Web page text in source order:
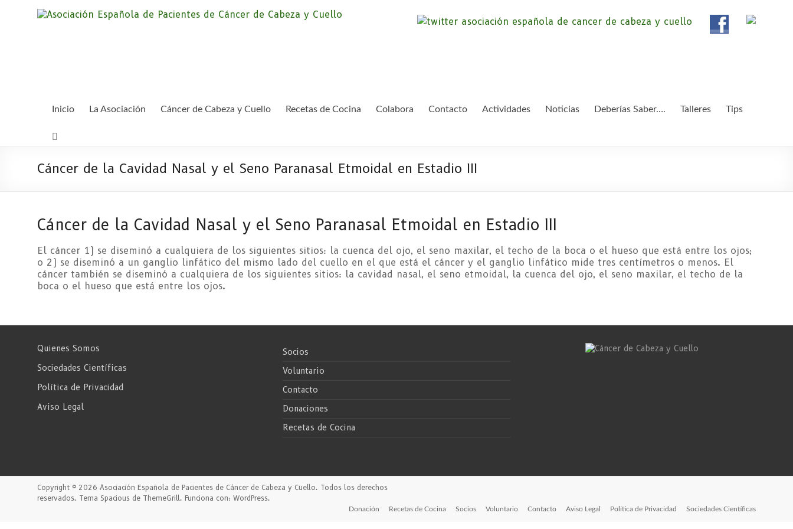
Asociación Española de Pacientes de
Somos la Asociación Española de Pacientes de Cáncer de Cabeza y cuello «APC», una
asociación sin animo de lucro que pretendemos apoyar a pacientes y familiares.
Inicio La Asociación Cáncer de Cabeza y Cuello Recetas de Cocina Colabora Contacto Actividades Noticias Deberías Saber…. Talleres Tips
Cáncer de la Cavidad Nasal y el Seno Paranasal Etmoidal en Estadio III
Cáncer de la Cavidad Nasal y el Seno Paranasal Etmoidal en Estadio III
El cáncer 1) se diseminó a cualquiera de los siguientes sitios: la cuenca del ojo, el seno maxilar, el techo de la boca o el hueso que está entre los ojos;
o 2) se diseminó a un ganglio linfático del mismo lado del cuello en el que está el cáncer y el ganglio linfático mide tres centímetros o menos. El
cáncer también se diseminó a cualquiera de los siguientes sitios: la cavidad nasal, el seno etmoidal, la cuenca del ojo, el seno maxilar, el techo de la
boca o el hueso que está entre los ojos.
Quienes Somos
Sociedades Científicas
Política de Privacidad
Aviso Legal
Socios
Voluntario
Contacto
Donaciones
Recetas de Cocina
Copyright © 2026 Asociación Española de Pacientes de Cáncer de Cabeza y Cuello. Todos los derechos
reservados. Tema Spacious de ThemeGrill. Funciona con: WordPress.
Donación Recetas de Cocina Socios Voluntario Contacto Aviso Legal Política de Privacidad Sociedades Científicas